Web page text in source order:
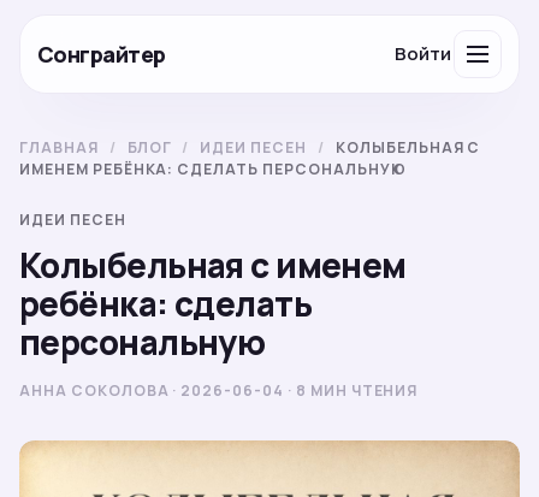
Сонграйтер Войти
ГЛАВНАЯ / БЛОГ / ИДЕИ ПЕСЕН /
КОЛЫБЕЛЬНАЯ С
ИМЕНЕМ РЕБЁНКА: СДЕЛАТЬ ПЕРСОНАЛЬНУЮ
ИДЕИ ПЕСЕН
Колыбельная с именем
ребёнка: сделать
персональную
АННА СОКОЛОВА · 2026-06-04 · 8 МИН ЧТЕНИЯ